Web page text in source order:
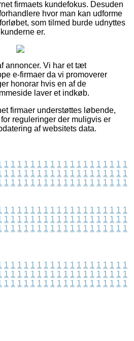
firmaets kundefokus. Desuden
hvor man kan udforme
som tilmed burde udnyttes
er.
annoncer. Vi har et tæt
e-firmaer da vi promoverer
honorar hvis en af de
laver et indkøb.
firmaer understøttes løbende,
reguleringer der muligvis er
af websitets data.
1 1 1 1 1 1 1 1 1 1 1 1 1 1 1 1 1 1 1
1 1 1 1 1 1 1 1 1 1 1 1 1 1 1 1 1 1 1
1 1 1 1 1 1 1 1 1 1 1 1 1 1 1 1 1 1 1
1 1 1 1 1 1 1 1 1 1 1 1 1 1 1 1 1 1 1
1 1 1 1 1 1 1 1 1 1 1 1 1 1 1 1 1 1 1
1 1 1 1 1 1 1 1 1 1 1 1 1 1 1 1 1 1 1
1 1 1 1 1 1 1 1 1 1 1 1 1 1 1 1 1 1 1
1 1 1 1 1 1 1 1 1 1 1 1 1 1 1 1 1 1 1
1 1 1 1 1 1 1 1 1 1 1 1 1 1 1 1 1 1 1